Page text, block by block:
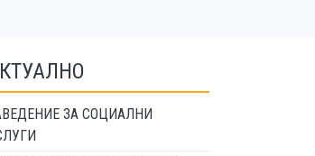
ЗА СОЦИАЛНИ